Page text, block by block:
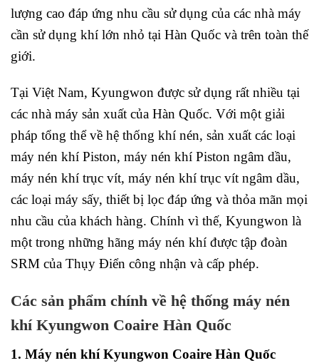
lượng cao đáp ứng nhu cầu sử dụng của các nhà máy
cần sử dụng khí lớn nhỏ tại Hàn Quốc và trên toàn thế
giới.
Tại Việt Nam, Kyungwon được sử dụng rất nhiều tại
các nhà máy sản xuất của Hàn Quốc. Với một giải
pháp tổng thể về hệ thống khí nén, sản xuất các loại
máy nén khí Piston, máy nén khí Piston ngâm dầu,
máy nén khí trục vít, máy nén khí trục vít ngâm dầu,
các loại máy sấy, thiết bị lọc đáp ứng và thỏa mãn mọi
nhu cầu của khách hàng. Chính vì thế, Kyungwon là
một trong những hãng máy nén khí được tập đoàn
SRM của Thụy Điển công nhận và cấp phép.
Các sản phẩm chính về hệ thống máy nén
khí Kyungwon Coaire Hàn Quốc
1. Máy nén khí Kyungwon Coaire Hàn Quốc